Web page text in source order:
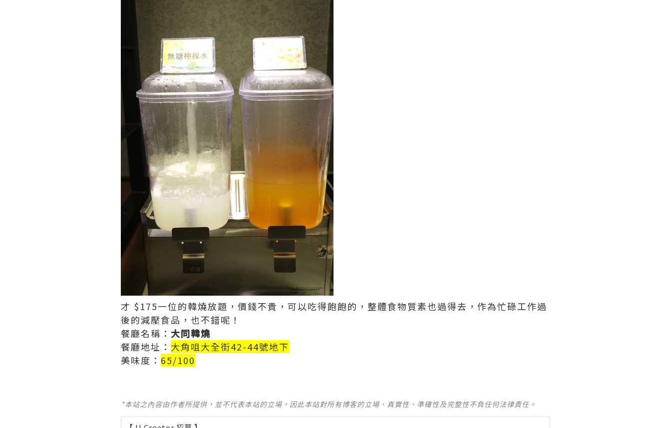
才 $175一位的韓燒放題，價錢不貴，可以吃得飽飽的，整體食物質素也過得去，作為忙碌工作過
後的減壓食品，也不錯呢！
餐廳名稱： 大同韓燒
餐廳地址： 大角咀大全街42-44號地下
美味度： 65/100
*本站之內容由作者所提供，並不代表本站的立場。因此本站對所有博客的立場、真實性、準確性及完整性不負任何法律責任。